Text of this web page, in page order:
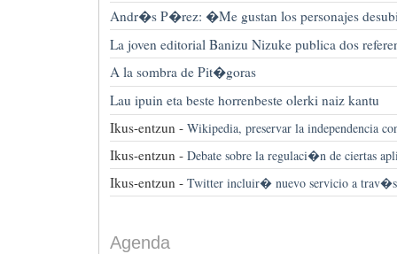
Andr�s P�rez: �Me gustan los personajes
La joven editorial Banizu Nizuke publica dos
A la sombra de Pit�goras
Lau ipuin eta beste horrenbeste olerki naiz kantu
Ikus-entzun - Wikipedia, preservar la independencia
Ikus-entzun - Debate sobre la regulaci�n de ciertas
Ikus-entzun - Twitter incluir� nuevo servicio a
Agenda